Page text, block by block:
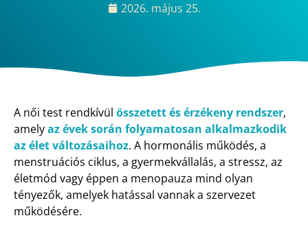
2026. május 25.
A női test rendkívül összetett és érzékeny rendszer,
amelyaz évek során folyamatosan alkalmazkodik
az élet változásaihoz. A hormonális működés, a
menstruációs ciklus, a gyermekvállalás, a stressz, az
életmód vagy éppen a menopauza mind olyan
tényezők, amelyek hatással vannak a szervezet
működésére.